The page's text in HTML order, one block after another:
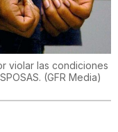
violar las condiciones
(GFR Media)